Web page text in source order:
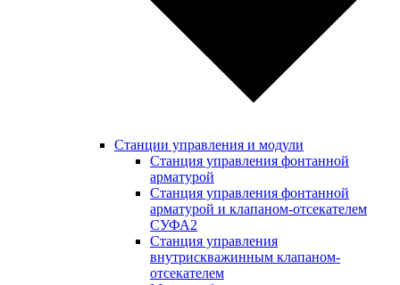
Станции управления и модули
Станция управления фонтанной
арматурой
Станция управления фонтанной
арматурой и клапаном-отсекателем
СУФА2
Станция управления
внутрискважинным клапаном-
отсекателем